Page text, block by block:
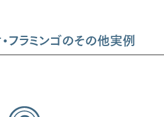
フラミンゴのその他実例